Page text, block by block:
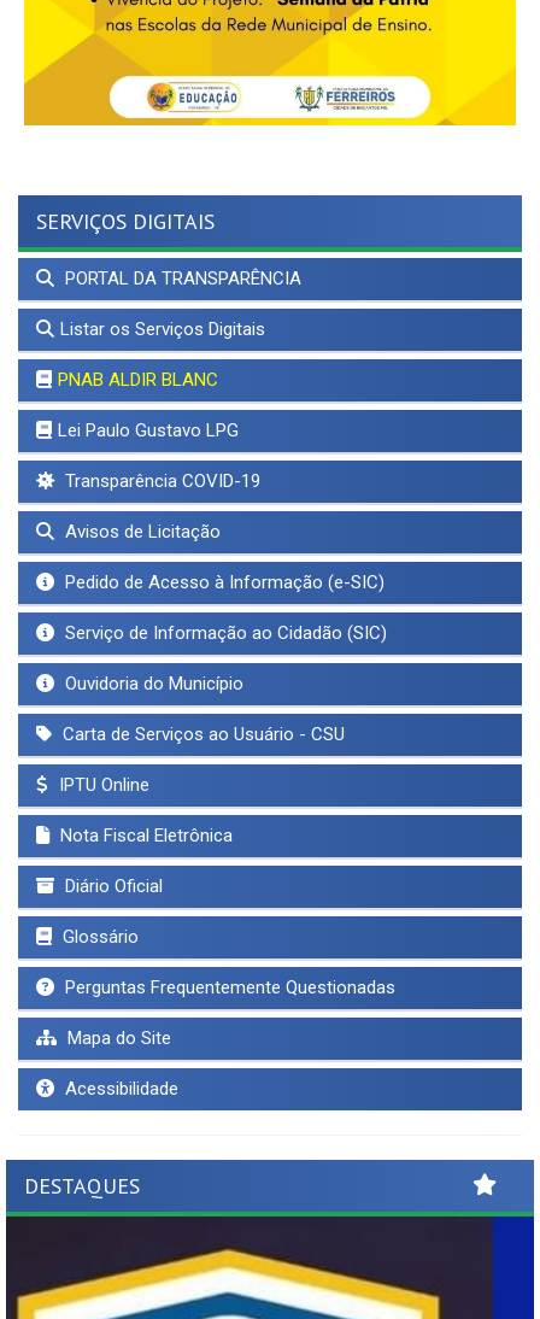
SERVIÇOS DIGITAIS
PORTAL DA TRANSPARÊNCIA
Listar os Serviços Digitais
PNAB ALDIR BLANC
Lei Paulo Gustavo LPG
Transparência COVID-19
Avisos de Licitação
Pedido de Acesso à Informação (e-SIC)
Serviço de Informação ao Cidadão (SIC)
Ouvidoria do Município
Carta de Serviços ao Usuário - CSU
IPTU Online
Nota Fiscal Eletrônica
Diário Oficial
Glossário
Perguntas Frequentemente Questionadas
Mapa do Site
Acessibilidade
DESTAQUES